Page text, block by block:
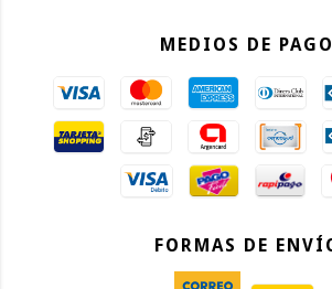
MEDIOS DE PAGO
FORMAS DE